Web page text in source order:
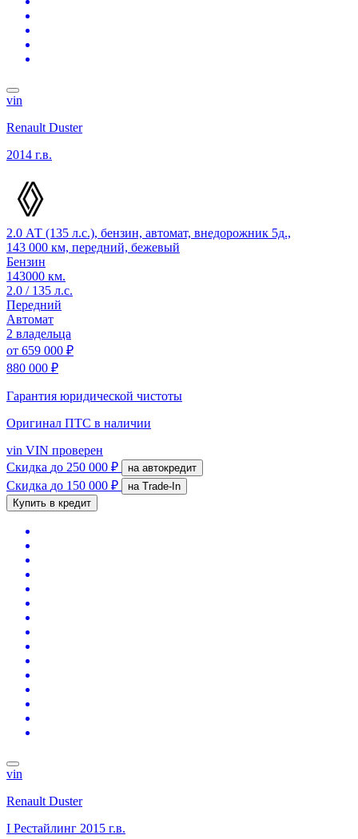
vin
Renault Duster
2014 г.в.
2.0 АТ (135 л.с.), бензин, автомат, внедорожник 5д.,
143 000 км, передний, бежевый
Бензин
143000 км.
2.0 / 135 л.с.
Передний
Автомат
2 владельца
от 659 000 ₽
880 000 ₽
Гарантия юридической чистоты
Оригинал ПТС в наличии
vin VIN проверен
Скидка до 250 000 ₽ на автокредит
Скидка до 150 000 ₽
на Trade-In
Купить в кредит
vin
Renault Duster
I Рестайлинг 2015 г.в.